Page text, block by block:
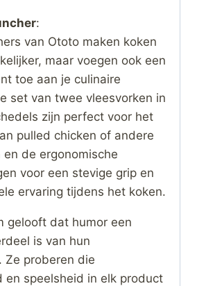
:
van Ototo maken koken
maar voegen ook een
toe aan je culinaire
set van twee vleesvorken in
zijn perfect voor het
pulled chicken of andere
de ergonomische
voor een stevige grip en
ervaring tijdens het koken.
gelooft dat humor een
is van hun
Ze proberen die
en speelsheid in elk product